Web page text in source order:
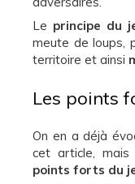
Le principe du
meute de loups,
territoire et ainsi
Les points
On en a déjà
cet article,
points forts du